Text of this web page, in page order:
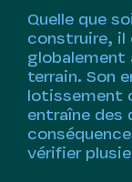
Quelle que
construire, il
globalement
terrain. Son
lotissement
entraîne des
vérifier